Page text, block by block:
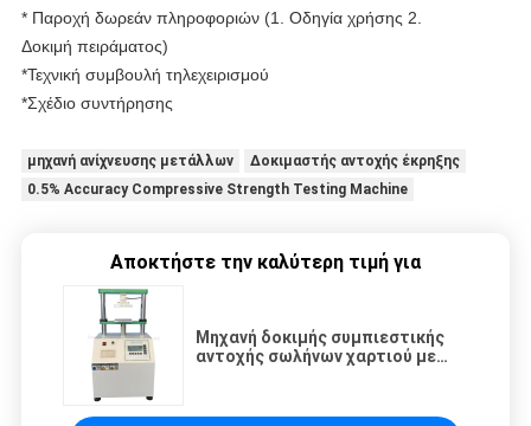
* Παροχή δωρεάν πληροφοριών (1. Οδηγία χρήσης 2.
Δοκιμή πειράματος)
*Τεχνική συμβουλή τηλεχειρισμού
*Σχέδιο συντήρησης
μηχανή ανίχνευσης μετάλλων
Δοκιμαστής αντοχής έκρηξης
0.5% Accuracy Compressive Strength Testing Machine
Αποκτήστε την καλύτερη τιμή για
Μηχανή δοκιμής συμπιεστικής
αντοχής σωλήνων χαρτιού με